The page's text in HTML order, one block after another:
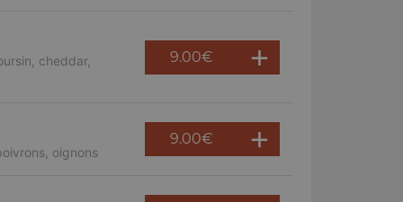
cheddar,
9.00€
oignons
9.00€